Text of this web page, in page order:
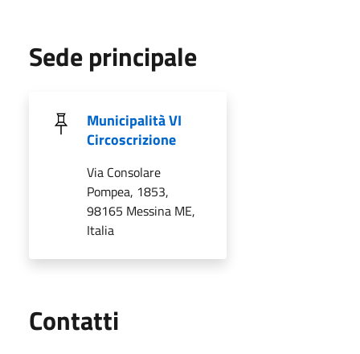
Sede principale
Municipalità VI
Circoscrizione
Via Consolare
Pompea, 1853,
98165 Messina ME,
Italia
Contatti